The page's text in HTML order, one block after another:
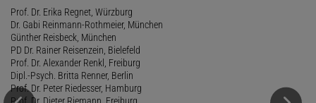
Prof. Dr. Erika Regnet, Würzburg
Dr. Gabi Reinmann-Rothmeier, München
Günther Reisbeck, München
PD Dr. Rainer Reisenzein, Bielefeld
Prof. Dr. Alexander Renkl, Freiburg
Dipl.-Psych. Britta Renner, Berlin
Prof. Dr. Peter Riedesser, Hamburg
Prof. Dr. Dieter Riemann, Freiburg